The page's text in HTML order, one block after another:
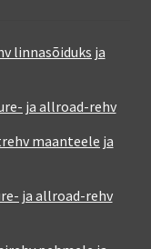
linnasõiduks ja
ja allroad-rehv
maanteele ja
ja allroad-rehv